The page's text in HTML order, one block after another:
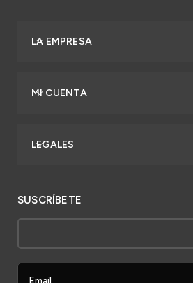
LA EMPRESA
MI CUENTA
LEGALES
SUSCRÍBETE